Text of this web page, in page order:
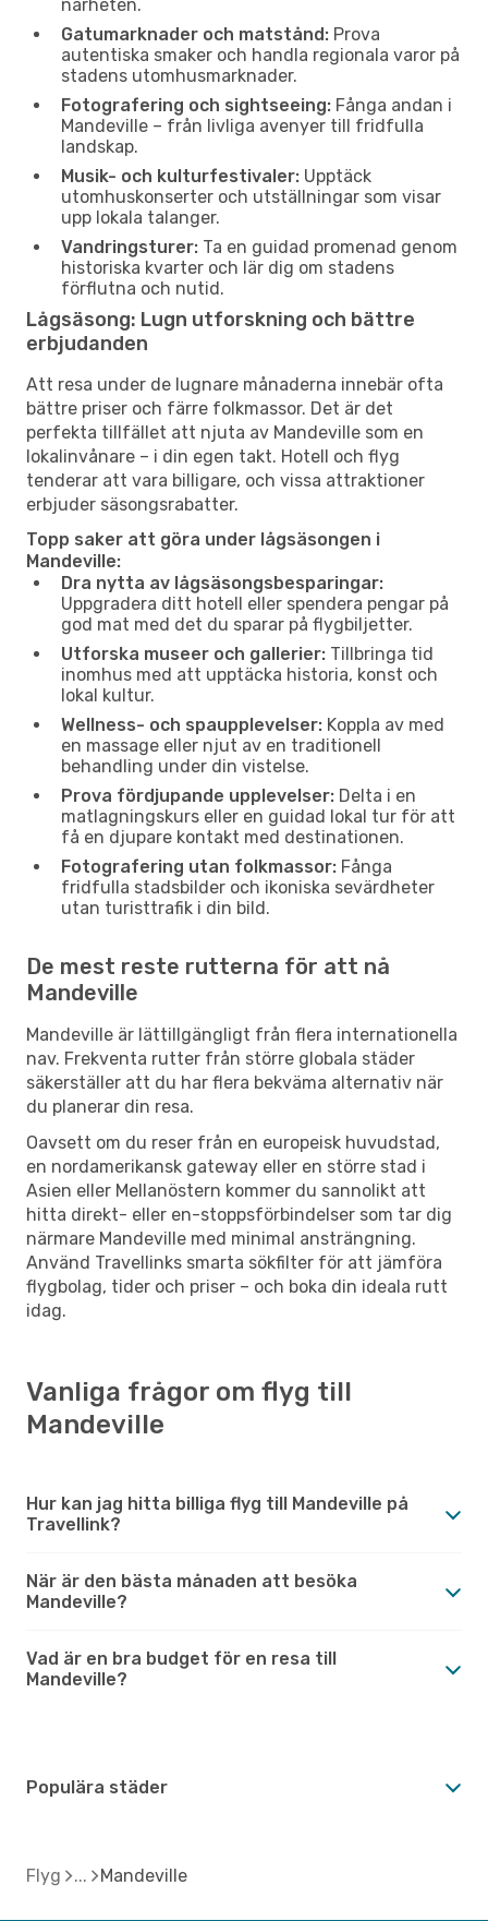
närheten.
Gatumarknader och matstånd: Prova
autentiska smaker och handla regionala varor på
stadens utomhusmarknader.
Fotografering och sightseeing: Fånga andan i
Mandeville – från livliga avenyer till fridfulla
landskap.
Musik- och kulturfestivaler: Upptäck
utomhuskonserter och utställningar som visar
upp lokala talanger.
Vandringsturer: Ta en guidad promenad genom
historiska kvarter och lär dig om stadens
förflutna och nutid.
Lågsäsong: Lugn utforskning och bättre
erbjudanden
Att resa under de lugnare månaderna innebär ofta
bättre priser och färre folkmassor. Det är det
perfekta tillfället att njuta av Mandeville som en
lokalinvånare – i din egen takt. Hotell och flyg
tenderar att vara billigare, och vissa attraktioner
erbjuder säsongsrabatter.
Topp saker att göra under lågsäsongen i
Mandeville:
Dra nytta av lågsäsongsbesparingar:
Uppgradera ditt hotell eller spendera pengar på
god mat med det du sparar på flygbiljetter.
Utforska museer och gallerier: Tillbringa tid
inomhus med att upptäcka historia, konst och
lokal kultur.
Wellness- och spaupplevelser: Koppla av med
en massage eller njut av en traditionell
behandling under din vistelse.
Prova fördjupande upplevelser: Delta i en
matlagningskurs eller en guidad lokal tur för att
få en djupare kontakt med destinationen.
Fotografering utan folkmassor: Fånga
fridfulla stadsbilder och ikoniska sevärdheter
utan turisttrafik i din bild.
De mest reste rutterna för att nå
Mandeville
Mandeville är lättillgängligt från flera internationella
nav. Frekventa rutter från större globala städer
säkerställer att du har flera bekväma alternativ när
du planerar din resa.
Oavsett om du reser från en europeisk huvudstad,
en nordamerikansk gateway eller en större stad i
Asien eller Mellanöstern kommer du sannolikt att
hitta direkt- eller en-stoppsförbindelser som tar dig
närmare Mandeville med minimal ansträngning.
Använd Travellinks smarta sökfilter för att jämföra
flygbolag, tider och priser – och boka din ideala rutt
idag.
Vanliga frågor om flyg till
Mandeville
Hur kan jag hitta billiga flyg till Mandeville på
Travellink?
När är den bästa månaden att besöka
Mandeville?
Vad är en bra budget för en resa till
Mandeville?
Populära städer
Flyg Mandeville